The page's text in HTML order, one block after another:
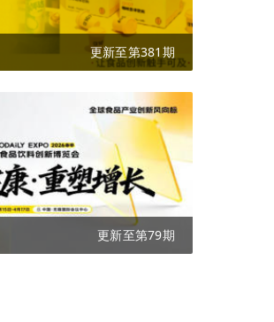
更新至第381期
更新至第79期